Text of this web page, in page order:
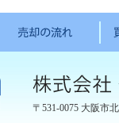
〒531-0075 大阪市